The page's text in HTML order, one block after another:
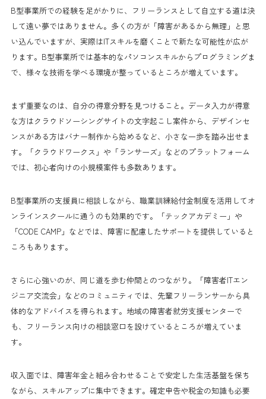
B型事業所での経験を足がかりに、フリーランスとして自立する道は決
して遠い夢ではありません。多くの方が「障害があるから無理」と思
い込んでいますが、実際はITスキルを磨くことで新たな可能性が広が
ります。B型事業所では基本的なパソコンスキルからプログラミングま
で、様々な技術を学べる環境が整っているところが増えています。
まず重要なのは、自分の得意分野を見つけること。データ入力が得意
な方はクラウドソーシングサイトの文字起こし案件から、デザインセ
ンスがある方はバナー制作から始めるなど、小さな一歩を踏み出せま
す。「クラウドワークス」や「ランサーズ」などのプラットフォーム
では、初心者向けの小規模案件も多数あります。
B型事業所の支援員に相談しながら、職業訓練給付金制度を活用してオ
ンラインスクールに通うのも効果的です。「テックアカデミー」や
「CODE CAMP」などでは、障害に配慮したサポートを提供していると
ころもあります。
さらに心強いのが、同じ道を歩む仲間とのつながり。「障害者ITエン
ジニア交流会」などのコミュニティでは、先輩フリーランサーから具
体的なアドバイスを得られます。地域の障害者就労支援センターで
も、フリーランス向けの相談窓口を設けているところが増えていま
す。
収入面では、障害年金と組み合わせることで安定した生活基盤を保ち
ながら、スキルアップに集中できます。確定申告や税金の知識も必要